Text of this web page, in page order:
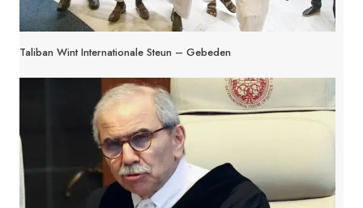
Taliban Wint Internationale Steun – Gebeden